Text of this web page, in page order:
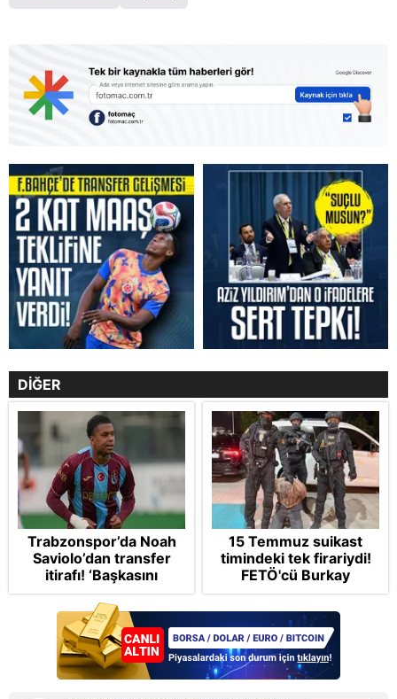
DİĞER
Trabzonspor’da Noah
Saviolo’dan transfer
itirafı! ‘Başkasını
izlemeye geldi’
15 Temmuz suikast
timindeki tek firariydi!
FETÖ'cü Burkay
Karatepe yakalandı